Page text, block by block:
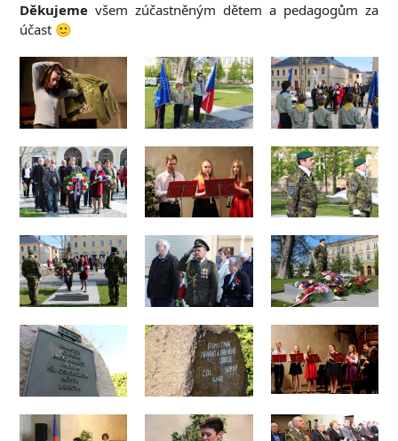
Děkujeme všem zúčastněným dětem a pedagogům za
účast 🙂